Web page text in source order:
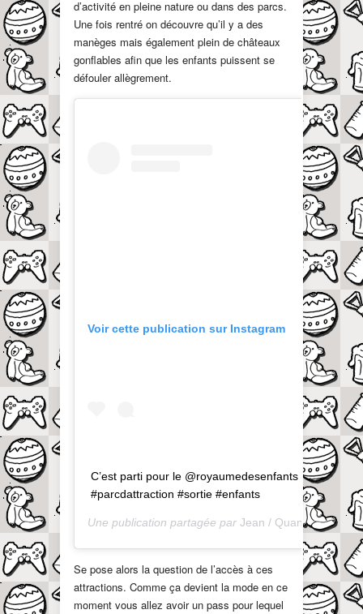
d’activité en pleine nature ou dans des parcs.
Une fois rentré on découvre qu’il y a des
manèges mais également plein de châteaux
gonflables afin que les enfants puissent se
défouler allègrement.
Voir cette publication sur Instagram
C’est parti pour le @royaumedesenfants . . .
#parcdattraction #sortie #enfants
Une publication partagée par Jean / QuandOnEstPapa
Se pose alors la question de l’accès à ces
attractions. Comme ça devient la mode en ce
moment vous allez avoir un pass pour lequel